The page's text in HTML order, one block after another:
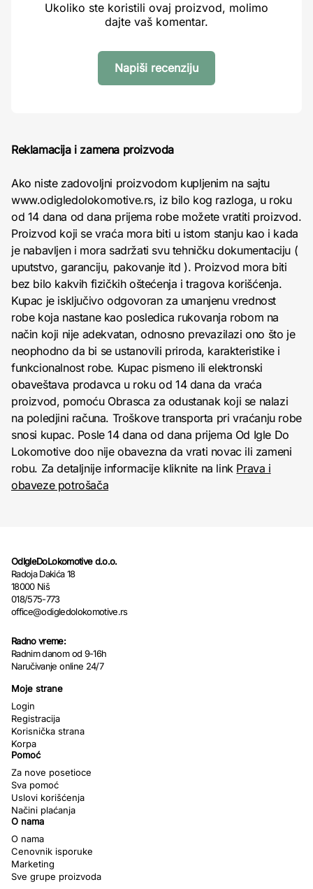
Ukoliko ste koristili ovaj proizvod, molimo
dajte vaš komentar.
Napiši recenziju
Reklamacija i zamena proizvoda
Ako niste zadovoljni proizvodom kupljenim na sajtu
www.odigledolokomotive.rs, iz bilo kog razloga, u roku
od 14 dana od dana prijema robe možete vratiti proizvod.
Proizvod koji se vraća mora biti u istom stanju kao i kada
je nabavljen i mora sadržati svu tehničku dokumentaciju (
uputstvo, garanciju, pakovanje itd ). Proizvod mora biti
bez bilo kakvih fizičkih oštećenja i tragova korišćenja.
Kupac je isključivo odgovoran za umanjenu vrednost
robe koja nastane kao posledica rukovanja robom na
način koji nije adekvatan, odnosno prevazilazi ono što je
neophodno da bi se ustanovili priroda, karakteristike i
funkcionalnost robe. Kupac pismeno ili elektronski
obaveštava prodavca u roku od 14 dana da vraća
proizvod, pomoću Obrasca za odustanak koji se nalazi
na poledjini računa. Troškove transporta pri vraćanju robe
snosi kupac. Posle 14 dana od dana prijema Od Igle Do
Lokomotive doo nije obavezna da vrati novac ili zameni
robu. Za detaljnije informacije kliknite na link Prava i
obaveze potrošača
OdIgleDoLokomotive d.o.o.
Radoja Dakića 18
18000 Niš
018/575-773
office@odigledolokomotive.rs
Radno vreme:
Radnim danom od 9-16h
Naručivanje online 24/7
Moje strane
Login
Registracija
Korisnička strana
Korpa
Pomoć
Za nove posetioce
Sva pomoć
Uslovi korišćenja
Načini plaćanja
O nama
O nama
Cenovnik isporuke
Marketing
Sve grupe proizvoda